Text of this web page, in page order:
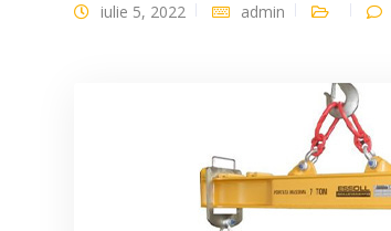
iulie 5, 2022 admin